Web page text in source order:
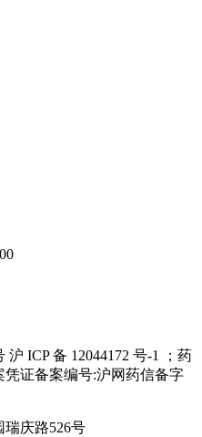
ICP 备 12044172 号-1 ；药
证备案编号:沪网药信备字
瑞庆路526号